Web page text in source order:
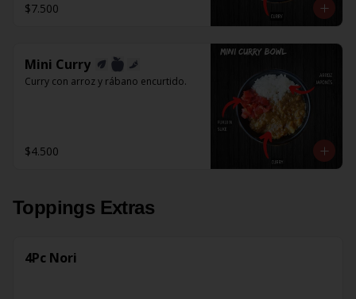
$7.500
Mini Curry
Curry con arroz y rábano encurtido.
$4.500
Toppings Extras
4Pc Nori